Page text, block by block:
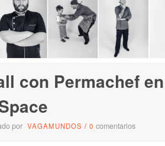
con Permachef en
por VAGAMUNDOS / 0 comentarios